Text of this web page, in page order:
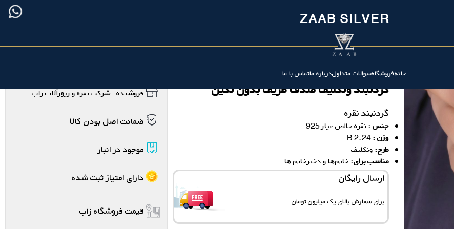
ZAAB SILVER
خانهفروشگاهسوالات متداولدرباره ماتماس با ما
گردنبند ونکلیف صدف ظریف بدون نگین
گردنبند نقره
جنس : نقره خالص عیار 925
وزن :
طرح: ونکلیف
مناسب برای: خانم‌ها و دخترخانم ها
ارسال رایگان
برای سفارش‌ بالای یک میلیون تومان
فروشنده : شرکت نقره و زیورآلات زاب
ضمانت اصل بودن کالا
موجود در انبار
دارای امتیاز ثبت شده
قیمت فروشگاه زاب